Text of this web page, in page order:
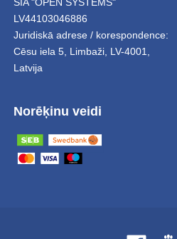
LV44103046886
Juridiskā adrese / korespondence:
Cēsu iela 5, Limbaži, LV-4001,
Latvija
Norēķinu veidi